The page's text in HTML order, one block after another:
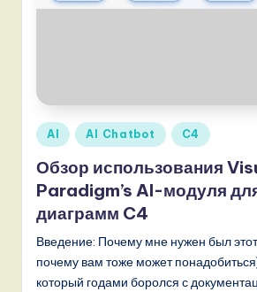
s
I,
S
o
f
t
w
a
Опубликовано
AI AI Chatbot C4
Обзор использования
Paradigm’s AI-модуля
диаграмм C4
Введение: Почему мне нужен был
почему вам тоже может
который годами боролся с